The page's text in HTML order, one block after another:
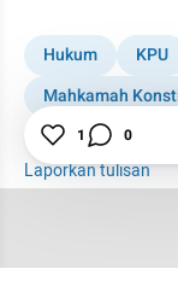
Hukum KPU
Mahkamah
Kaesang
Laporkan tulisan
1 0